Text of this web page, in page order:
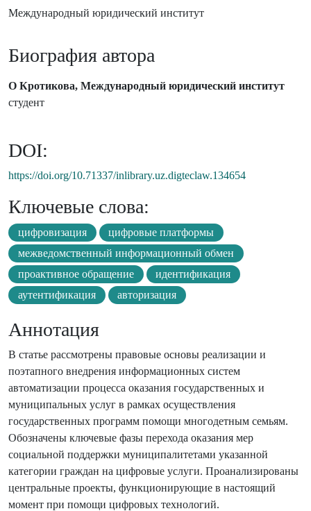
Международный юридический институт
Биография автора
О Кротикова, Международный юридический институт
студент
DOI:
https://doi.org/10.71337/inlibrary.uz.digteclaw.134654
Ключевые слова:
цифровизация
цифровые платформы
межведомственный информационный обмен
проактивное обращение
идентификация
аутентификация
авторизация
Аннотация
В статье рассмотрены правовые основы реализации и
поэтапного внедрения информационных систем
автоматизации процесса оказания государственных и
муниципальных услуг в рамках осуществления
государственных программ помощи многодетным семьям.
Обозначены ключевые фазы перехода оказания мер
социальной поддержки муниципалитетами указанной
категории граждан на цифровые услуги. Проанализированы
центральные проекты, функционирующие в настоящий
момент при помощи цифровых технологий.